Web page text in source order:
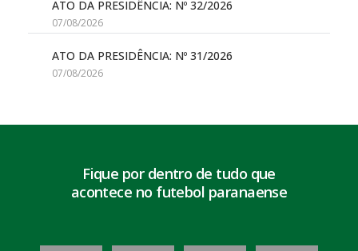
ATO DA PRESIDÊNCIA: Nº 32/2026
07/08/2026
ATO DA PRESIDÊNCIA: Nº 31/2026
07/08/2026
Fique por dentro de tudo que
acontece no futebol paranaense